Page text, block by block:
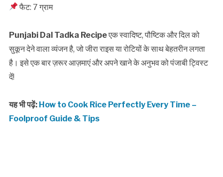
फैट: 7 ग्राम
Punjabi Dal Tadka Recipeएक स्वादिष्ट, पौष्टिक और दिल को
सुकून देने वाला व्यंजन है, जो जीरा राइस या रोटियों के साथ बेहतरीन लगता
है। इसे एक बार ज़रूर आज़माएं और अपने खाने के अनुभव को पंजाबी ट्विस्ट
दें!
यह भी पढ़ें: How to Cook Rice Perfectly Every Time –
Foolproof Guide & Tips